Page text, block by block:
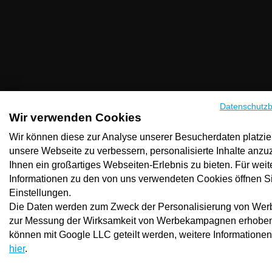
Wir verwenden Cookies
Wir können diese zur Analyse unserer Besucherdaten
unsere Webseite zu verbessern, personalisierte Inhalte
Ihnen ein großartiges Webseiten-Erlebnis zu bieten. Für
Informationen zu den von uns verwendeten Cookies öffnen
Einstellungen.
Die Daten werden zum Zweck der Personalisierung von
zur Messung der Wirksamkeit von Werbekampagnen
können mit Google LLC geteilt werden, weitere
hier.